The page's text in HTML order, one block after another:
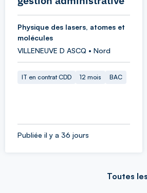
Physique des lasers, atomes et
molécules
VILLENEUVE D ASCQ • Nord
IT en contrat CDD 12 mois BAC
Publiée il y a 36 jours
Toutes